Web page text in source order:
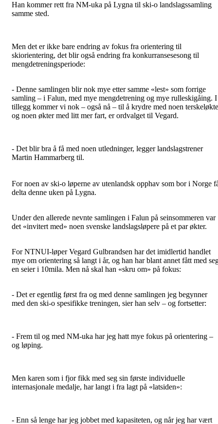
Han kommer rett fra NM-uka på Lygna til ski-o landslagssamling
samme sted.
Men det er ikke bare endring av fokus fra orientering til
skiorientering, det blir også endring fra konkurransesesong til
mengdetreningsperiode:
- Denne samlingen blir nok mye etter samme «lest» som forrige
samling – i Falun, med mye mengdetrening og mye rulleskigåing. I
tillegg kommer vi nok – også nå – til å krydre med noen
og noen økter med litt mer fart, er ordvalget til Vegard.
- Det blir bra å få med noen utledninger, legger landslagstrener
Martin Hammarberg til.
For noen av ski-o løperne av utenlandsk opphav som bor i Norge
delta denne uken på Lygna.
Under den allerede nevnte samlingen i Falun på seinsommeren var
det «invitert med» noen svenske landslagsløpere på et par økter.
For NTNUI-løper Vegard Gulbrandsen har det imidlertid handlet
mye om orientering så langt i år, og han har blant annet fått med
en seier i 10mila. Men nå skal han «skru om» på fokus:
- Det er egentlig først fra og med denne samlingen jeg begynner
med den ski-o spesifikke treningen, sier han selv – og fortsetter:
- Frem til og med NM-uka har jeg hatt mye fokus på orientering –
og løping.
Men karen som i fjor fikk med seg sin første individuelle
internasjonale medalje, har langt i fra lagt på «latsiden»:
- Enn så lenge har jeg jobbet med kapasiteten, og når jeg har vært